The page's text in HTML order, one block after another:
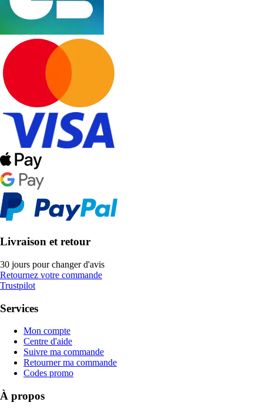
Livraison et retour
30 jours pour changer d'avis
Retournez votre commande
Trustpilot
Services
Mon compte
Centre d'aide
Suivre ma commande
Retourner ma commande
Codes promo
À propos